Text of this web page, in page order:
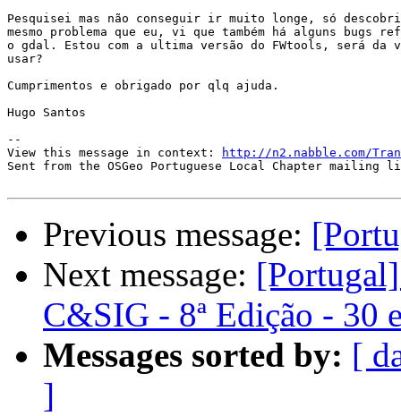
Pesquisei mas não conseguir ir muito longe, só descobri
mesmo problema que eu, vi que também há alguns bugs
o gdal. Estou com a ultima versão do FWtools, será da
usar?
Cumprimentos e obrigado por qlq ajuda.
Hugo Santos
--
View this message in context:
http://n2.nabble.com/
Sent from the OSGeo Portuguese Local Chapter mailing
Previous message:
Next message:
C&SIG - 8ª Edição - 30
Messages sorted by: [
]